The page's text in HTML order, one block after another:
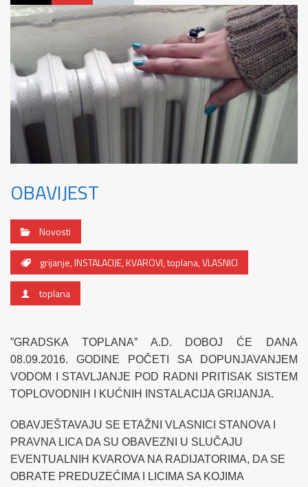
OBAVIJEST
Novosti
grijanje,INSTALACIJE,KVAROVI,toplana,VLASNICI
toplana
”GRADSKA TOPLANA” A.D. DOBOJ ĆE DANA
08.09.2016. GODINE POČETI SA DOPUNJAVANJEM
VODOM I STAVLJANJE POD RADNI PRITISAK SISTEM
TOPLOVODNIH I KUĆNIH INSTALACIJA GRIJANJA.
OBAVJEŠTAVAJU SE ETAŽNI VLASNICI STANOVA I
PRAVNA LICA DA SU OBAVEZNI U SLUČAJU
EVENTUALNIH KVAROVA NA RADIJATORIMA, DA SE
OBRATE PREDUZEĆIMA I LICIMA SA KOJIMA